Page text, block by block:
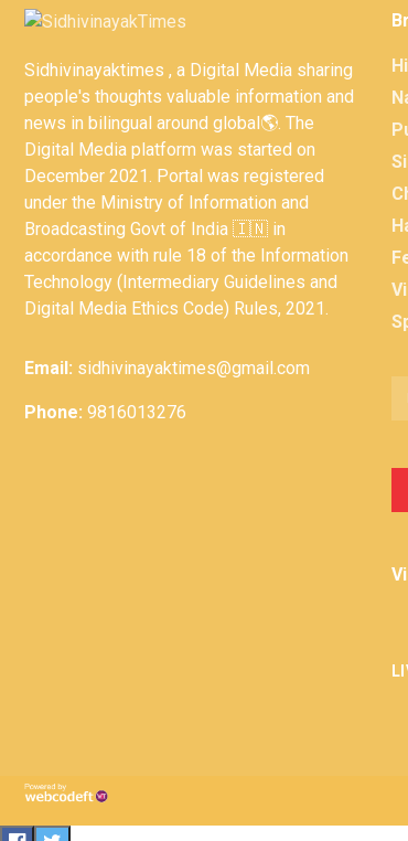
Sidhivinayaktimes , a Digital Media sharing
people's thoughts valuable information and
news in bilingual around global🌎. The
Digital Media platform was started on
December 2021. Portal was registered
under the Ministry of Information and
Broadcasting Govt of India 🇮🇳 in
accordance with rule 18 of the Information
Technology (Intermediary Guidelines and
Digital Media Ethics Code) Rules, 2021.
Email: sidhivinayaktimes@gmail.com
Phone: 9816013276
Policy
Term &
Conditions